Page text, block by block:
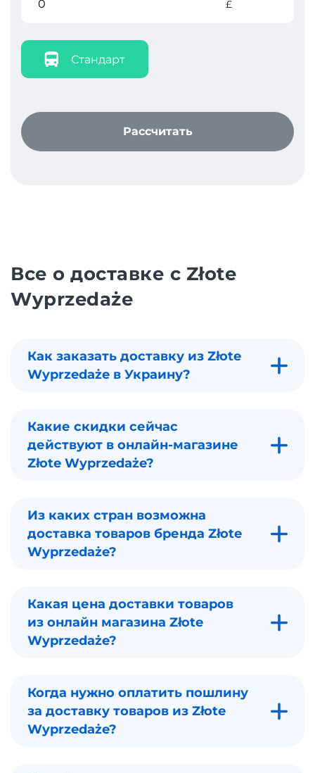
£
Стандарт
Рассчитать
Все о доставке с Złote
Wyprzedaże
Как заказать доставку из Złote
Wyprzedaże в Украину?
Какие скидки сейчас
действуют в онлайн-магазине
Złote Wyprzedaże?
Из каких стран возможна
доставка товаров бренда Złote
Wyprzedaże?
Какая цена доставки товаров
из онлайн магазина Złote
Wyprzedaże?
Когда нужно оплатить пошлину
за доставку товаров из Złote
Wyprzedaże?